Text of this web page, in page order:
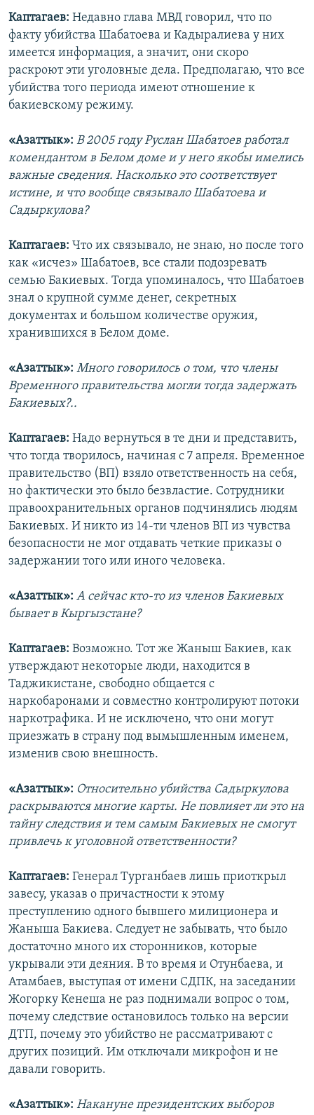
Каптагаев: Недавно глава МВД говорил, что по
факту убийства Шабатоева и Кадыралиева у них
имеется информация, а значит, они скоро
раскроют эти уголовные дела. Предполагаю, что все
убийства того периода имеют отношение к
бакиевскому режиму.
«Азаттык»: В 2005 году Руслан Шабатоев работал
комендантом в Белом доме и у него якобы имелись
важные сведения. Насколько это соответствует
истине, и что вообще связывало Шабатоева и
Садыркулова?
Каптагаев: Что их связывало, не знаю, но после того
как «исчез» Шабатоев, все стали подозревать
семью Бакиевых. Тогда упоминалось, что Шабатоев
знал о крупной сумме денег, секретных
документах и большом количестве оружия,
хранившихся в Белом доме.
«Азаттык»: Много говорилось о том, что члены
Временного правительства могли тогда задержать
Бакиевых?..
Каптагаев: Надо вернуться в те дни и представить,
что тогда творилось, начиная с 7 апреля. Временное
правительство (ВП) взяло ответственность на себя,
но фактически это было безвластие. Сотрудники
правоохранительных органов подчинялись людям
Бакиевых. И никто из 14-ти членов ВП из чувства
безопасности не мог отдавать четкие приказы о
задержании того или иного человека.
«Азаттык»: А сейчас кто-то из членов Бакиевых
бывает в Кыргызстане?
Каптагаев: Возможно. Тот же Жаныш Бакиев, как
утверждают некоторые люди, находится в
Таджикистане, свободно общается с
наркобаронами и совместно контролируют потоки
наркотрафика. И не исключено, что они могут
приезжать в страну под вымышленным именем,
изменив свою внешность.
«Азаттык»: Относительно убийства Садыркулова
раскрываются многие карты. Не повлияет ли это на
тайну следствия и тем самым Бакиевых не смогут
привлечь к уголовной ответственности?
Каптагаев: Генерал Турганбаев лишь приоткрыл
завесу, указав о причастности к этому
преступлению одного бывшего милиционера и
Жаныша Бакиева. Следует не забывать, что было
достаточно много их сторонников, которые
укрывали эти деяния. В то время и Отунбаева, и
Атамбаев, выступая от имени СДПК, на заседании
Жогорку Кенеша не раз поднимали вопрос о том,
почему следствие остановилось только на версии
ДТП, почему это убийство не рассматривают с
других позиций. Им отключали микрофон и не
давали говорить.
«Азаттык»: Накануне президентских выборов